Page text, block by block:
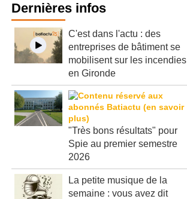
Dernières infos
C'est dans l'actu : des
entreprises de bâtiment se
mobilisent sur les incendies
en Gironde
"Très bons résultats" pour
Spie au premier semestre
2026
La petite musique de la
semaine : vous avez dit